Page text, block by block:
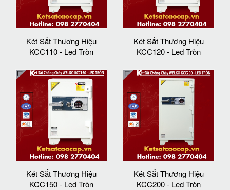
Két Sắt Thương Hiệu
KCC110 - Led Tròn
Két Sắt Thương Hiệu
KCC120 - Led Tròn
Két Sắt Thương Hiệu
KCC150 - Led Tròn
Két Sắt Thương Hiệu
KCC200 - Led Tròn